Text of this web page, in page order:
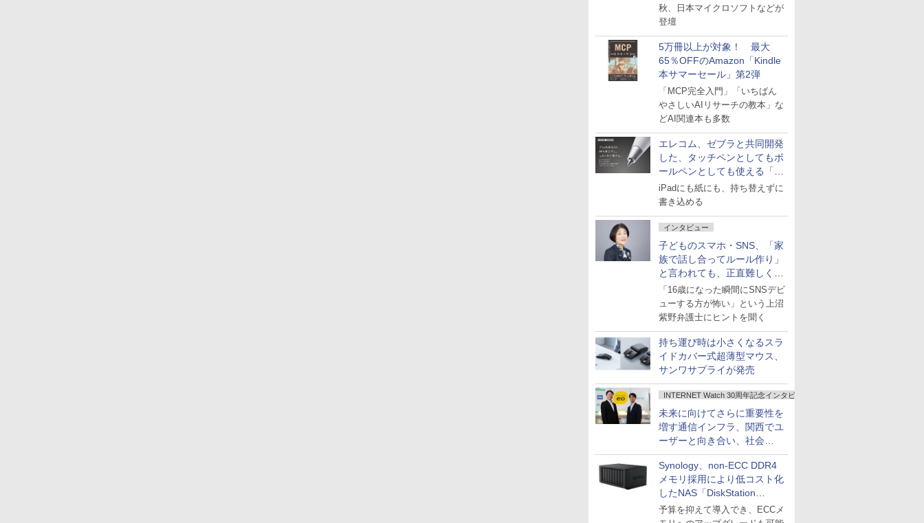
秋、日本マイクロソフトなどが
登壇
5万冊以上が対象！ 最大
65％OFFのAmazon「Kindle
本サマーセール」第2弾
「MCP完全入門」「いちばん
やさしいAIリサーチの教本」な
どAI関連本も多数
エレコム、ゼブラと共同開発
した、タッチペンとしてもボ
ールペンとしても使える「ス
タイラスツーウェイ」発売
iPadにも紙にも、持ち替えずに
書き込める
インタビュー
子どものスマホ・SNS、「家
族で話し合ってルール作り」
と言われても、正直難しくな
いですか？
「16歳になった瞬間にSNSデビ
ューする方が怖い」という上沼
紫野弁護士にヒントを聞く
持ち運び時は小さくなるスラ
イドカバー式超薄型マウス、
サンワサプライが発売
INTERNET Watch 30周年記念インタビュー
未来に向けてさらに重要性を
増す通信インフラ、関西でユ
ーザーと向き合い、社会
の“あたらしい”を起動し続け
る～オプテージ
Synology、non-ECC DDR4
メモリ採用により低コスト化
したNAS「DiskStation
neo+」シリーズ
予算を抑えて導入でき、ECCメ